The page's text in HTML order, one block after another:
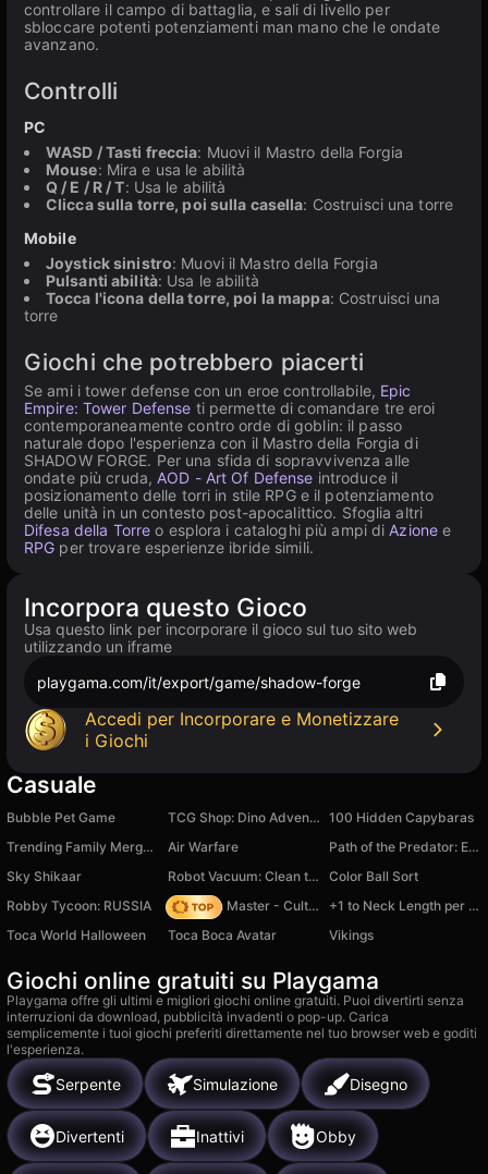
controllare il campo di battaglia, e sali di livello per
sbloccare potenti potenziamenti man mano che le ondate
avanzano.
Controlli
PC
WASD / Tasti freccia: Muovi il Mastro della Forgia
Mouse: Mira e usa le abilità
Q / E / R / T: Usa le abilità
Clicca sulla torre, poi sulla casella: Costruisci una torre
Mobile
Joystick sinistro: Muovi il Mastro della Forgia
Pulsanti abilità: Usa le abilità
Tocca l'icona della torre, poi la mappa: Costruisci una
torre
Giochi che potrebbero piacerti
Se ami i tower defense con un eroe controllabile, Epic
Empire: Tower Defense ti permette di comandare tre eroi
contemporaneamente contro orde di goblin: il passo
naturale dopo l'esperienza con il Mastro della Forgia di
SHADOW FORGE. Per una sfida di sopravvivenza alle
ondate più cruda,AOD - Art Of Defense introduce il
posizionamento delle torri in stile RPG e il potenziamento
delle unità in un contesto post-apocalittico. Sfoglia altri
Difesa della Torre o esplora i cataloghi più ampi diAzione e
RPG per trovare esperienze ibride simili.
Incorpora questo Gioco
Usa questo link per incorporare il gioco sul tuo sito web
utilizzando un iframe
playgama.com/it/export/game/shadow-forge
Accedi per Incorporare e Monetizzare
i Giochi
Casuale
Bubble Pet Game TCG Shop: Dino Adventure 100 Hidden Capybaras
Trending Family Merge Arena: Assemble a Meme Squad
Air Warfare
Path of the Predator: Evolution Underwater
Sky Shikaar
Robot Vacuum: Clean the Rooms
Color Ball Sort
Robby Tycoon: RUSSIA
Dungeon Master - Cult & Craft
+1 to Neck Length per Second: Obby!
Toca World Halloween
Toca Boca Avatar Vikings
Giochi online gratuiti su Playgama
Playgama offre gli ultimi e migliori giochi online gratuiti. Puoi divertirti senza
interruzioni da download, pubblicità invadenti o pop-up. Carica
semplicemente i tuoi giochi preferiti direttamente nel tuo browser web e goditi
l'esperienza.
Serpente Simulazione Disegno
Divertenti Inattivi Obby